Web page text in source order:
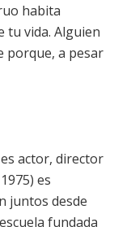
habita
tu vida. Alguien
porque, a pesar
actor, director
es
juntos desde
fundada